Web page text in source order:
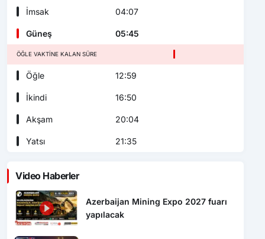
İmsak 04:07
Güneş 05:45
ÖĞLE VAKTINE KALAN SÜRE
Öğle 12:59
İkindi 16:50
Akşam 20:04
Yatsı 21:35
Video Haberler
Azerbaijan Mining Expo 2027 fuarı
yapılacak